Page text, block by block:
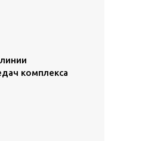
комплекса